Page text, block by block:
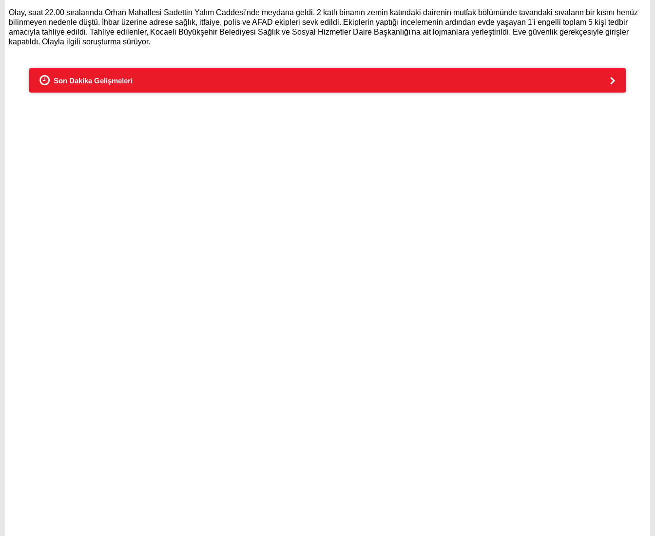
Olay, saat 22.00 sıralarında Orhan Mahallesi Sadettin Yalım Caddesi'nde meydana geldi. 2 katlı binanın zemin katındaki dairenin mutfak bölümünde tavandaki sıvaların bir kısmı henüz
bilinmeyen nedenle düştü. İhbar üzerine adrese sağlık, itfaiye, polis ve AFAD ekipleri sevk edildi. Ekiplerin yaptığı incelemenin ardından evde yaşayan 1'i engelli toplam 5 kişi tedbir
amacıyla tahliye edildi. Tahliye edilenler, Kocaeli Büyükşehir Belediyesi Sağlık ve Sosyal Hizmetler Daire Başkanlığı'na ait lojmanlara yerleştirildi. Eve güvenlik gerekçesiyle girişler
kapatıldı. Olayla ilgili soruşturma sürüyor.
Son Dakika Gelişmeleri